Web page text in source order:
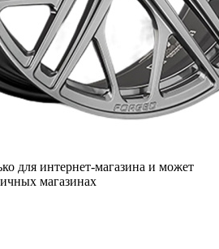
для интернет-магазина и может
магазинах